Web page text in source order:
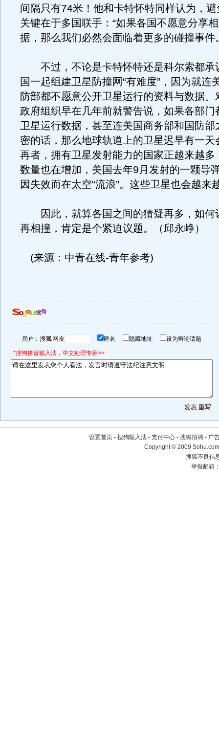
间隔只有74米！他和卡特怀特同样认为，
关键在于多国联手：“如果各国不愿意分享
据，那么我们必然会面临着更多的碰撞事件
不过，不论是卡特怀特还是科尔索都承
国一起组建卫星防撞网“有难度”，因为就连
防部都不愿意公开卫星运行的资料与数据。
政府组织早在几年前就警告说，如果各部门
卫星运行数据，甚至连美国商务部和国防部
密的话，那么地球轨道上的卫星迟早有一天
再者，拥有卫星发射能力的国家正越来越多
数量也在增加，美国去年9月发射的一颗导
因失效而在太空“流浪”。这些卫星也会越来
因此，就算各国之间的猜疑再多，如何
再相撞，肯定是个紧迫议题。（邱永峥）
(来源：中青在线-青年参考)
用户： 匿名 隐藏地址 设为辩论话题
*搜狗拼音输入法，中文处理专家>>
设置首页 - 搜狗输入法 - 支付中心 - 搜狐招聘 - 广
Copyright © 2009
搜狐不良信
举报邮箱